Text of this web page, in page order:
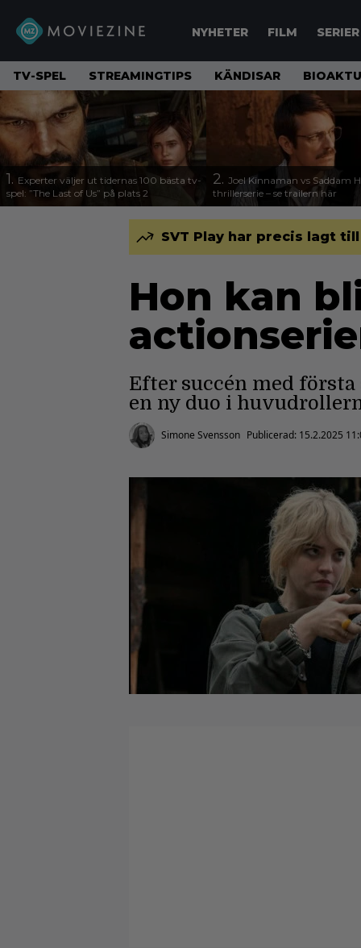
NYHETER FILM SERIER
TV-SPEL STREAMINGTIPS KÄNDISAR
1. Experter väljer ut tidernas 100 bästa tv-
spel: ”The Last of Us” på plats 2
2. Joel Kinnaman vs Saddam
thrillerserie – se trailern här
SVT Play har precis lagt
Hon kan
Efter succén med
en ny duo i
Simone Svensson Publicerad: 15.2.2025